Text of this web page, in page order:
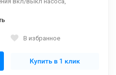
В избранное
Купить в 1 клик